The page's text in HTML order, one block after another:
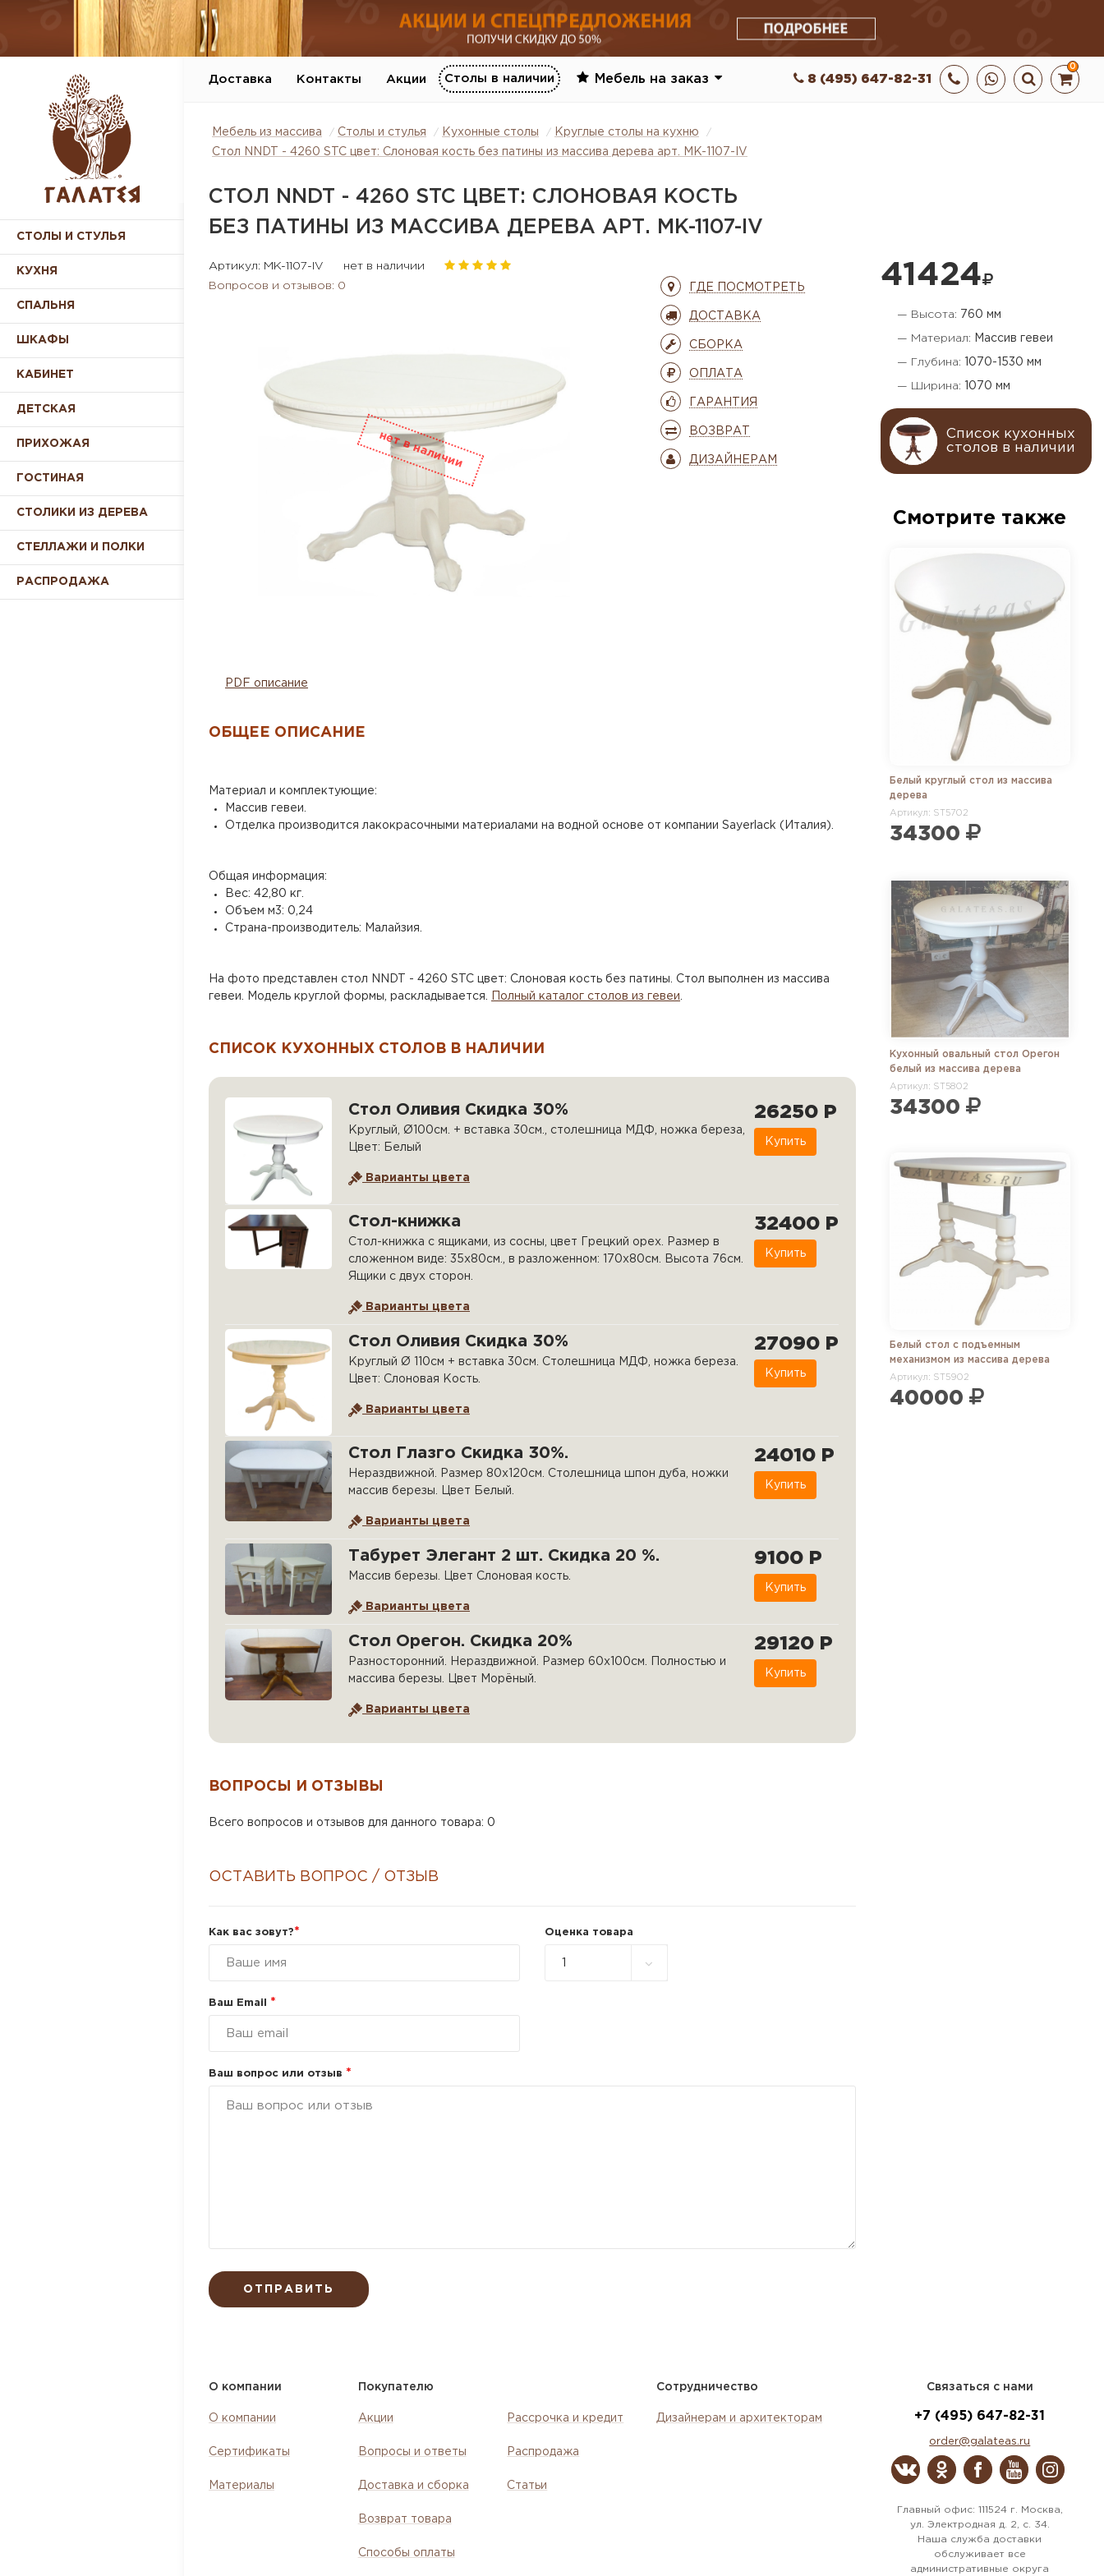
0
8 (495) 647-82-31
Доставка Контакты Акции Столы в наличии Мебель на заказ
СТОЛЫ И СТУЛЬЯ
КУХНЯ
СПАЛЬНЯ
ШКАФЫ
КАБИНЕТ
ДЕТСКАЯ
ПРИХОЖАЯ
ГОСТИНАЯ
СТОЛИКИ ИЗ ДЕРЕВА
СТЕЛЛАЖИ И ПОЛКИ
РАСПРОДАЖА
Мебель из массива Столы и стулья Кухонные столы
Круглые столы на кухню
Стол NNDT - 4260 STC цвет: Слоновая кость без патины из массива дерева арт. MK-1107-IV
СТОЛ NNDT - 4260 STC ЦВЕТ: СЛОНОВАЯ КОСТЬ
БЕЗ ПАТИНЫ ИЗ МАССИВА ДЕРЕВА АРТ. MK-1107-IV
Артикул: MK-1107-IV
нет в наличии
Вопросов и отзывов: 0
PDF описание
41424
— Высота: 760 мм
— Материал: Массив гевеи
— Глубина: 1070-1530 мм
— Ширина: 1070 мм
Список кухонных
столов в наличии
ГДЕ ПОСМОТРЕТЬ
ДОСТАВКА
СБОРКА
ОПЛАТА
ГАРАНТИЯ
ВОЗВРАТ
ДИЗАЙНЕРАМ
ОБЩЕЕ ОПИСАНИЕ
Материал и комплектующие:
Массив гевеи.
Отделка производится лакокрасочными материалами на водной основе от компании Sayerlack (Италия).
Общая информация:
Вес: 42,80 кг.
Объем м3: 0,24
Страна-производитель: Малайзия.
На фото представлен стол NNDT - 4260 STC цвет: Слоновая кость без патины. Стол выполнен из массива
гевеи. Модель круглой формы, раскладывается.
Полный каталог столов из гевеи
СПИСОК КУХОННЫХ СТОЛОВ В НАЛИЧИИ
Стол Оливия Скидка 30%
Круглый, Ø100см. + вставка 30см., столешница МДФ, ножка береза,
Цвет: Белый
Варианты цвета
26250 Р
Купить
Стол-книжка
Стол-книжка с ящиками, из сосны, цвет Грецкий орех. Размер в
сложенном виде: 35х80см., в разложенном: 170х80см. Высота 76см.
Ящики с двух сторон.
Варианты цвета
32400 Р
Купить
Стол Оливия Скидка 30%
Круглый Ø 110см + вставка 30см. Столешница МДФ, ножка береза.
Цвет: Слоновая Кость.
Варианты цвета
27090 Р
Купить
Стол Глазго Скидка 30%.
Нераздвижной. Размер 80х120см. Столешница шпон дуба, ножки
массив березы. Цвет Белый.
Варианты цвета
24010 Р
Купить
Табурет Элегант 2 шт. Скидка 20 %.
Массив березы. Цвет Слоновая кость.
Варианты цвета
9100 Р
Купить
Стол Орегон. Скидка 20%
Разносторонний. Нераздвижной. Размер 60х100см. Полностью и
массива березы. Цвет Морёный.
Варианты цвета
29120 Р
Купить
ВОПРОСЫ И ОТЗЫВЫ
Всего вопросов и отзывов для данного товара: 0
ОСТАВИТЬ ВОПРОС / ОТЗЫВ
Как вас зовут?*
Ваш Email *
Оценка товара
Ваш вопрос или отзыв *
ОТПРАВИТЬ
Смотрите также
Белый круглый стол из массива
дерева
Артикул: ST5702
34300
Кухонный овальный стол Орегон
белый из массива дерева
Артикул: ST5802
34300
Белый стол с подъемным
механизмом из массива дерева
Артикул: ST5902
40000
О компании
О компании
Сертификаты
Материалы
Покупателю
Акции
Вопросы и ответы
Доставка и сборка
Возврат товара
Способы оплаты
Рассрочка и кредит
Распродажа
Статьи
Сотрудничество
Дизайнерам и архитекторам
Связаться с нами
+7 (495) 647-82-31
order@galateas.ru
Главный офис: 111524 г. Москва,
ул. Электродная д. 2, с. 34.
Наша служба доставки
обслуживает все
административные округа